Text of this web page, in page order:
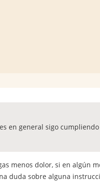
en general sigo
menos dolor, si en algún
duda sobre alguna